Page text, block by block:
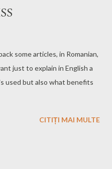
some articles, in Romanian,
just to explain in English a
used but also what benefits
CITIȚI MAI MULTE